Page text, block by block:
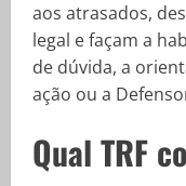
aos atrasados,
legal e façam a
de dúvida, a
ação ou a
Qual TRF